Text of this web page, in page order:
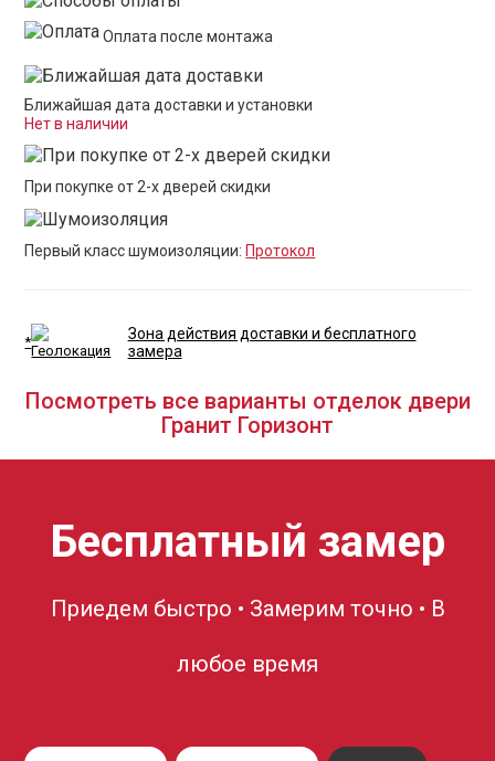
Оплата после монтажа
Ближайшая дата доставки и установки
Нет в наличии
При покупке от 2-х дверей скидки
Первый класс шумоизоляции: Протокол
*
Зона действия доставки и бесплатного
замера
Посмотреть все варианты отделок двери
Гранит Горизонт
Бесплатный замер
Приедем быстро • Замерим точно • В
любое время